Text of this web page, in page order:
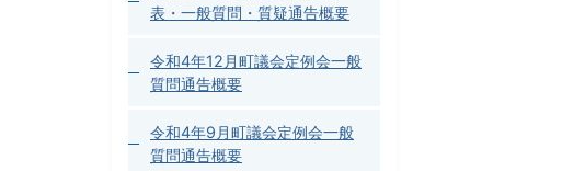
表・一般質問・質疑通告概要
令和4年12月町議会定例会一般
質問通告概要
令和4年9月町議会定例会一般
質問通告概要